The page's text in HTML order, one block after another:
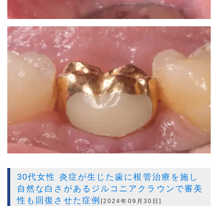
30代女性 炎症が生じた歯に根管治療を施し
自然な白さがあるジルコニアクラウンで審美
性も回復させた症例 [2024年09月30日]